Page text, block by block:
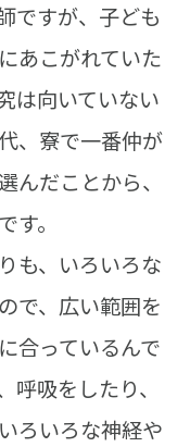
ですが、子ども
あこがれていた
は向いていない
、寮で一番仲が
んだことから、
。
も、いろいろな
で、広い範囲を
合っているんで
吸をしたり、
ろいろな神経や